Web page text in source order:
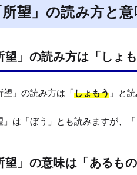
所望」の読み方と
望」の読み方は「しょも
望」の読み方は「しょもう 」と
」は「ぼう」とも読みますが、
望」の意味は「あるも